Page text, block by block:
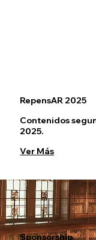
RepensAR 2025
Contenidos
2025.
Ver Más
Sponsorship